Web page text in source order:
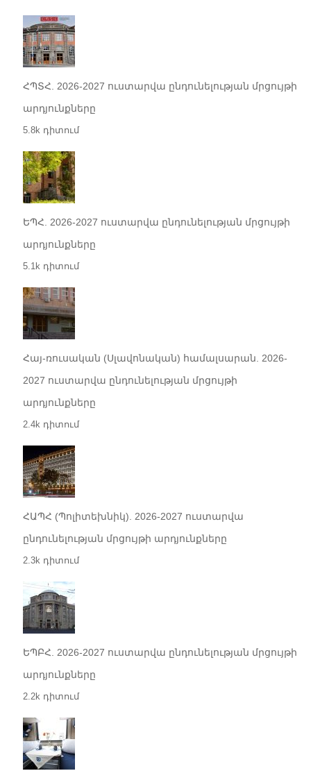
ՀՊՏՀ. 2026-2027 ուստարվա ընդունելության մրցույթի
արդյունքները
5.8k դիտում
ԵՊՀ. 2026-2027 ուստարվա ընդունելության մրցույթի
արդյունքները
5.1k դիտում
Հայ-ռուսական (Սլավոնական) համալսարան. 2026-
2027 ուստարվա ընդունելության մրցույթի
արդյունքները
2.4k դիտում
ՀԱՊՀ (Պոլիտեխնիկ). 2026-2027 ուստարվա
ընդունելության մրցույթի արդյունքները
2.3k դիտում
ԵՊԲՀ. 2026-2027 ուստարվա ընդունելության մրցույթի
արդյունքները
2.2k դիտում